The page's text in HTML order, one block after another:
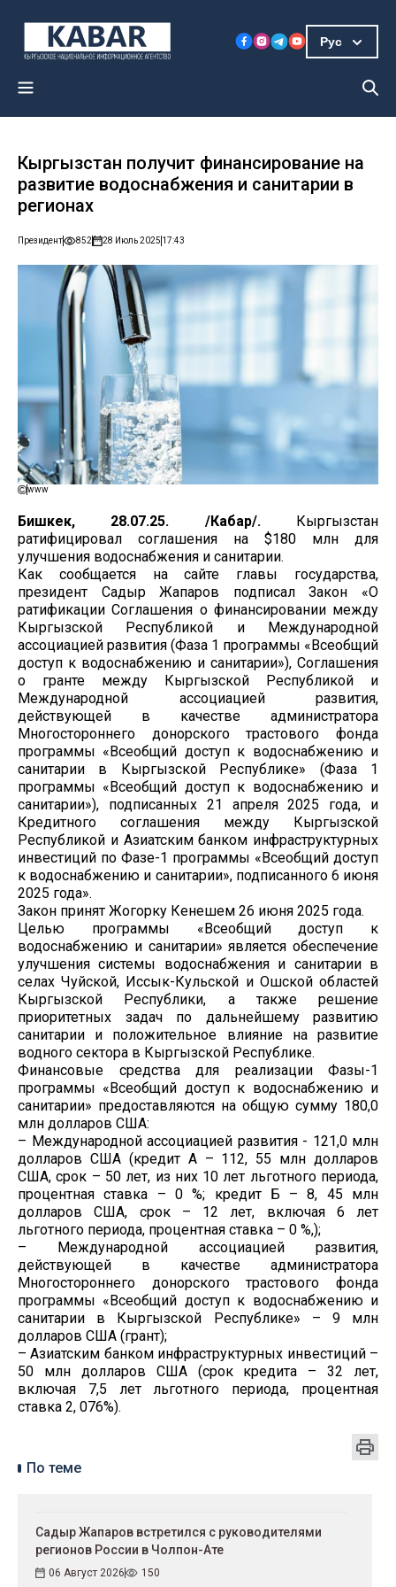
Рус
Кыргызстан получит финансирование на
развитие водоснабжения и санитарии в
регионах
Президент 852 28 Июль 2025 17:43
www
Бишкек, 28.07.25. /Кабар/.
Кыргызстан
ратифицировал соглашения на $180 млн для
улучшения водоснабжения и санитарии.
Как сообщается на сайте главы государства,
президент Садыр Жапаров подписал Закон «О
ратификации Соглашения о финансировании между
Кыргызской Республикой и Международной
ассоциацией развития (Фаза 1 программы «Всеобщий
доступ к водоснабжению и санитарии»), Соглашения
о гранте между Кыргызской Республикой и
Международной ассоциацией развития,
действующей в качестве администратора
Многостороннего донорского трастового фонда
программы «Всеобщий доступ к водоснабжению и
санитарии в Кыргызской Республике» (Фаза 1
программы «Всеобщий доступ к водоснабжению и
санитарии»), подписанных 21 апреля 2025 года, и
Кредитного соглашения между Кыргызской
Республикой и Азиатским банком инфраструктурных
инвестиций по Фазе-1 программы «Всеобщий доступ
к водоснабжению и санитарии», подписанного 6 июня
2025 года».
Закон принят Жогорку Кенешем 26 июня 2025 года.
Целью программы «Всеобщий доступ к
водоснабжению и санитарии» является обеспечение
улучшения системы водоснабжения и санитарии в
селах Чуйской, Иссык-Кульской и Ошской областей
Кыргызской Республики, а также решение
приоритетных задач по дальнейшему развитию
санитарии и положительное влияние на развитие
водного сектора в Кыргызской Республике.
Финансовые средства для реализации Фазы-1
программы «Всеобщий доступ к водоснабжению и
санитарии» предоставляются на общую сумму 180,0
млн долларов США:
– Международной ассоциацией развития - 121,0 млн
долларов США (кредит А – 112, 55 млн долларов
США, срок – 50 лет, из них 10 лет льготного периода,
процентная ставка – 0 %; кредит Б – 8, 45 млн
долларов США, срок – 12 лет, включая 6 лет
льготного периода, процентная ставка – 0 %,);
– Международной ассоциацией развития,
действующей в качестве администратора
Многостороннего донорского трастового фонда
программы «Всеобщий доступ к водоснабжению и
санитарии в Кыргызской Республике» – 9 млн
долларов США (грант);
– Азиатским банком инфраструктурных инвестиций –
50 млн долларов США (срок кредита – 32 лет,
включая 7,5 лет льготного периода, процентная
ставка 2, 076%).
По теме
Садыр Жапаров встретился с руководителями
регионов России в Чолпон-Ате
06 Август 2026 150